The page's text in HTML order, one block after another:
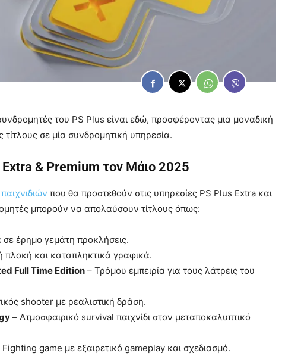
του PS Plus είναι εδώ, προσφέροντας μια μοναδική
σε μία συνδρομητική υπηρεσία.
Extra & Premium τον Μάιο 2025
που θα προστεθούν στις υπηρεσίες PS Plus Extra και
μπορούν να απολαύσουν τίτλους όπως:
σε έρημο γεμάτη προκλήσεις.
πλοκή και καταπληκτικά γραφικά.
Full Time Edition – Τρόμου εμπειρία για τους λάτρεις του
shooter με ρεαλιστική δράση.
– Ατμοσφαιρικό survival παιχνίδι στον μεταποκαλυπτικό
Fighting game με εξαιρετικό gameplay και σχεδιασμό.